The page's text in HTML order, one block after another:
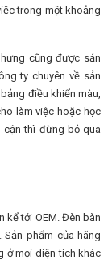
trong một khoảng
cũng được sản
ty chuyên về sản
điều khiển màu,
làm việc hoặc học
cận thì đừng bỏ qua
kể tới OEM. Đèn bàn
Sản phẩm của hãng
ở mọi diện tích khác